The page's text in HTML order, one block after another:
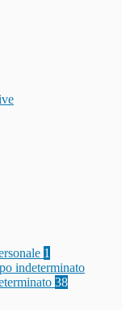
1
indeterminato
38